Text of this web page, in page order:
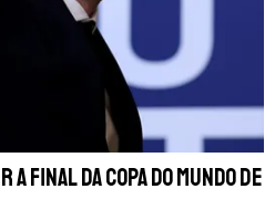
final da Copa do Mundo de